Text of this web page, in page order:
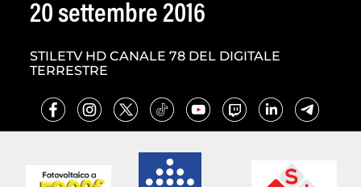
20 settembre 2016
STILETV HD CANALE 78 DEL DIGITALE
TERRESTRE